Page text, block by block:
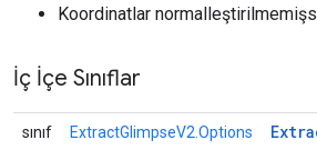
Koordinatlar
İç İçe Sınıflar
sınıf ExtractGlimpseV2.Options